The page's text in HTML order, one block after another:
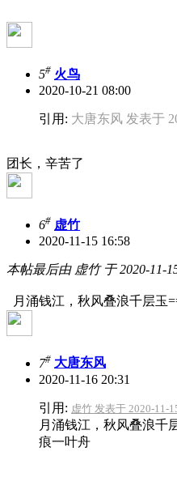
5# 火鸟
2020-10-21 08:00
引用: 大唐东风 发表于
团长，辛苦了
6# 虚竹
2020-11-15 16:58
本帖最后由 虚竹 于 2020-11-
月涌钱江，秋风叠浪千层玉
7# 大唐东风
2020-11-16 20:31
引用: 虚竹 发表于 2020-11-
月涌钱江，秋风叠浪千
痕一叶舟